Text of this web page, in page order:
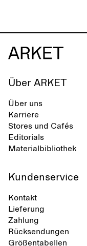
Über ARKET
Über uns
Karriere
Stores und Cafés
Editorials
Materialbibliothek
Kundenservice
Kontakt
Lieferung
Zahlung
Rücksendungen
Größentabellen